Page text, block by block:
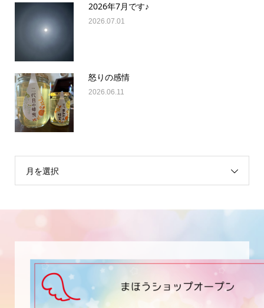
2026年7月です♪
2026.07.01
怒りの感情
2026.06.11
月を選択